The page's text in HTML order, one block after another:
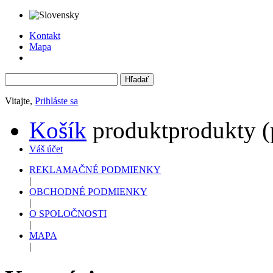
Kontakt
Mapa
Vitajte, Prihláste sa
Košík produktprodukty
Váš účet
REKLAMAČNÉ PODMIENKY
|
OBCHODNÉ PODMIENKY
|
O SPOLOČNOSTI
|
MAPA
|